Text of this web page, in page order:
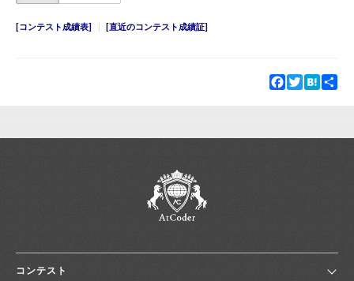
コンテスト成績表 直近のコンテスト成績証
Facebook
TwitterHatena
コンテスト